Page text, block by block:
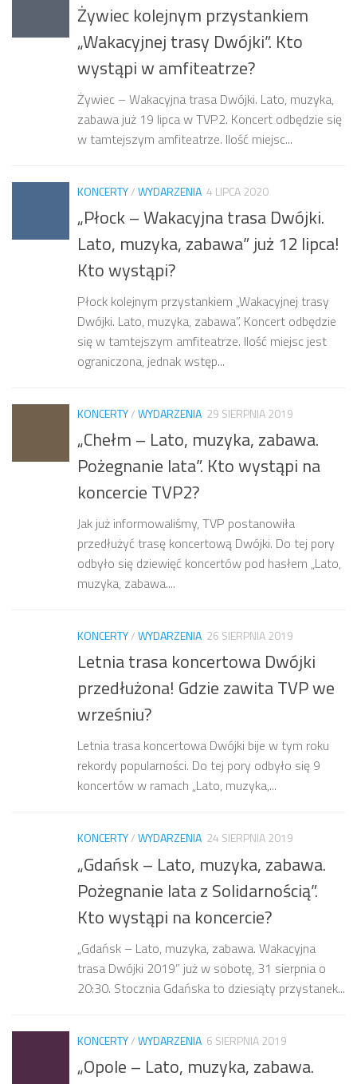
Żywiec kolejnym przystankiem
„Wakacyjnej trasy Dwójki”. Kto
wystąpi w amfiteatrze?
Żywiec – Wakacyjna trasa Dwójki. Lato, muzyka,
zabawa już 19 lipca w TVP2. Koncert odbędzie się
w tamtejszym amfiteatrze. Ilość miejsc...
KONCERTY/WYDARZENIA 4 LIPCA 2020
„Płock – Wakacyjna trasa Dwójki.
Lato, muzyka, zabawa” już 12 lipca!
Kto wystąpi?
Płock kolejnym przystankiem „Wakacyjnej trasy
Dwójki. Lato, muzyka, zabawa”. Koncert odbędzie
się w tamtejszym amfiteatrze. Ilość miejsc jest
ograniczona, jednak wstęp...
KONCERTY/WYDARZENIA 29 SIERPNIA 2019
„Chełm – Lato, muzyka, zabawa.
Pożegnanie lata”. Kto wystąpi na
koncercie TVP2?
Jak już informowaliśmy, TVP postanowiła
przedłużyć trasę koncertową Dwójki. Do tej pory
odbyło się dziewięć koncertów pod hasłem „Lato,
muzyka, zabawa....
KONCERTY/WYDARZENIA 26 SIERPNIA 2019
Letnia trasa koncertowa Dwójki
przedłużona! Gdzie zawita TVP we
wrześniu?
Letnia trasa koncertowa Dwójki bije w tym roku
rekordy popularności. Do tej pory odbyło się 9
koncertów w ramach „Lato, muzyka,...
KONCERTY/WYDARZENIA 24 SIERPNIA 2019
„Gdańsk – Lato, muzyka, zabawa.
Pożegnanie lata z Solidarnością”.
Kto wystąpi na koncercie?
„Gdańsk – Lato, muzyka, zabawa. Wakacyjna
trasa Dwójki 2019” już w sobotę, 31 sierpnia o
20:30. Stocznia Gdańska to dziesiąty przystanek...
KONCERTY/WYDARZENIA 6 SIERPNIA 2019
„Opole – Lato, muzyka, zabawa.